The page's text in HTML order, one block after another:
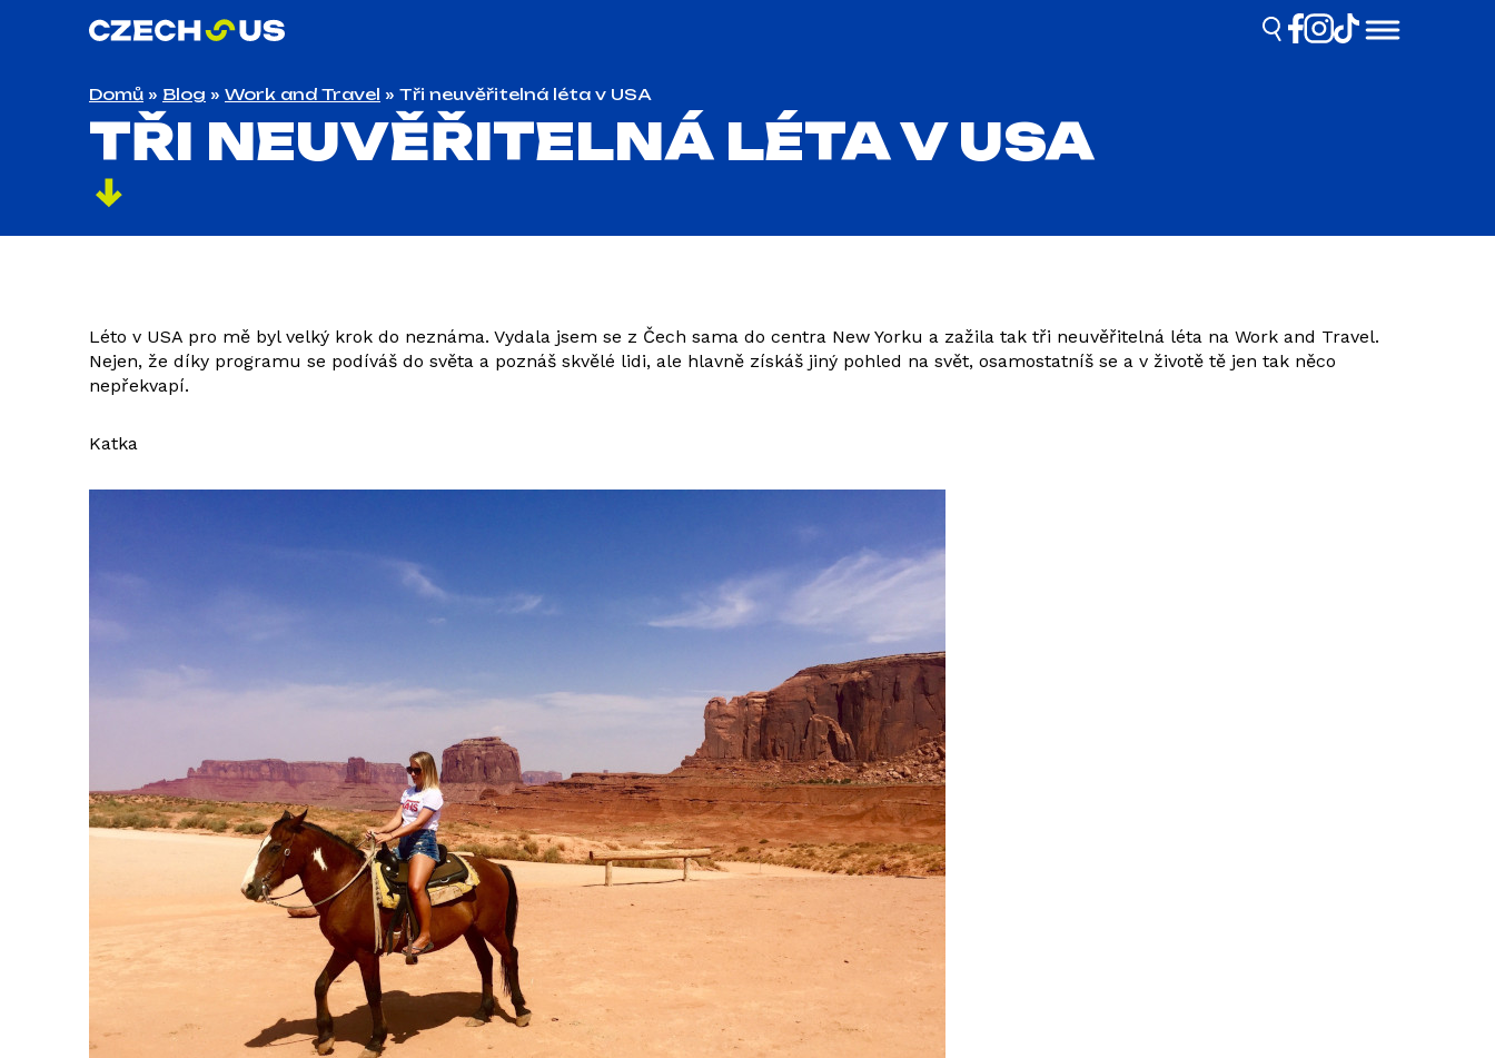
Domů » Blog » Work and Travel » Tři neuvěřitelná léta v USA
TŘI NEUVĚŘITELNÁ LÉTA V USA
Léto v USA pro mě byl velký krok do neznáma. Vydala jsem se z Čech sama do centra New Yorku a zažila tak tři neuvěřitelná léta na Work and Travel.
Nejen, že díky programu se podíváš do světa a poznáš skvělé lidi, ale hlavně získáš jiný pohled na svět, osamostatníš se a v životě tě jen tak něco
nepřekvapí.
Katka